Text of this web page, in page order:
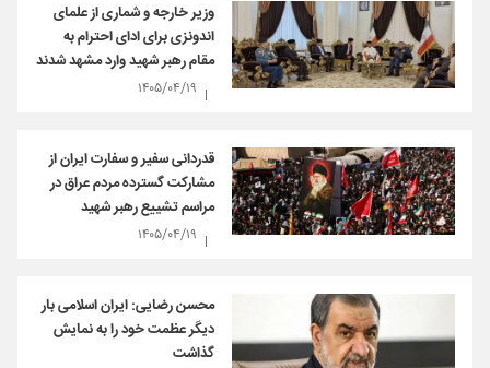
وزیر خارجه و شماری از علمای
اندونزی برای ادای احترام به
مقام رهبر شهید وارد مشهد شدند
۱۴۰۵/۰۴/۱۹
قدردانی سفیر و سفارت ایران از
مشارکت گسترده مردم عراق در
مراسم تشییع رهبر شهید
۱۴۰۵/۰۴/۱۹
محسن رضایی: ایران اسلامی بار
دیگر عظمت خود را به نمایش
گذاشت